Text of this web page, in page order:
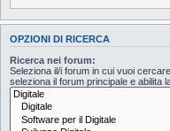
OPZIONI DI RICERCA
Ricerca nei forum:
Seleziona il/i forum in cui vuoi
seleziona il forum principale e abilita